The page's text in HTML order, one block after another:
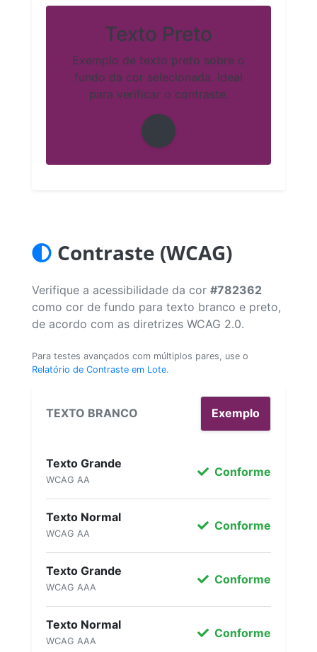
Texto Preto
Exemplo de texto preto sobre o
fundo da cor selecionada. Ideal
para verificar o contraste.
Contraste (WCAG)
Verifique a acessibilidade da cor #782362
como cor de fundo para texto branco e preto,
de acordo com as diretrizes WCAG 2.0.
Para testes avançados com múltiplos pares, use o
Relatório de Contraste em Lote.
TEXTO BRANCO Exemplo
Texto Grande
WCAG AA
Conforme
Texto Normal
WCAG AA
Conforme
Texto Grande
WCAG AAA
Conforme
Texto Normal
WCAG AAA
Conforme